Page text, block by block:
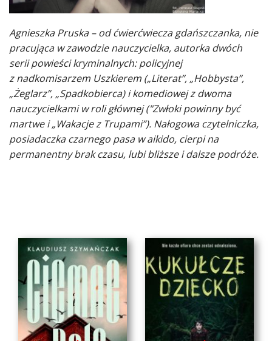
Agnieszka Pruska – od ćwierćwiecza gdańszczanka, nie
pracująca w zawodzie nauczycielka, autorka dwóch
serii powieści kryminalnych: policyjnej
z nadkomisarzem Uszkierem („Literat”, „Hobbysta”,
„Żeglarz”, „Spadkobierca) i komediowej z dwoma
nauczycielkami w roli głównej ("Zwłoki powinny być
martwe i „Wakacje z Trupami”). Nałogowa czytelniczka,
posiadaczka czarnego pasa w aikido, cierpi na
permanentny brak czasu, lubi bliższe i dalsze podróże.